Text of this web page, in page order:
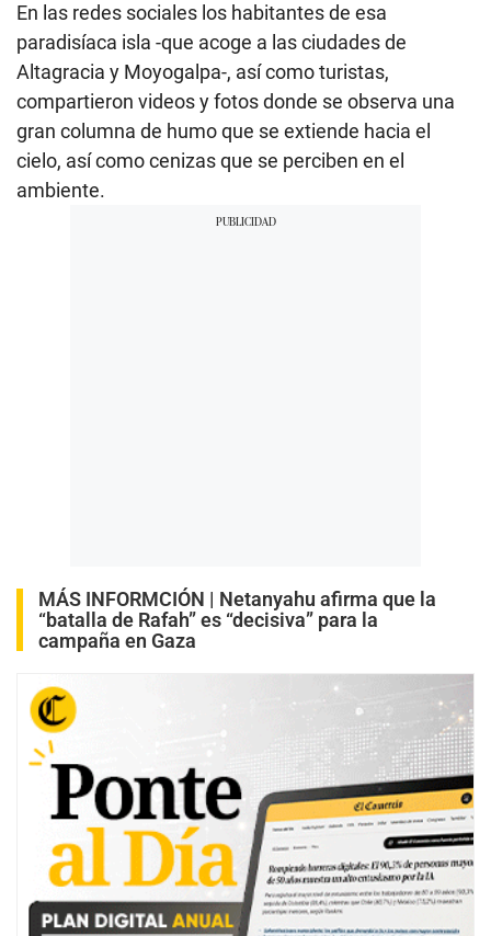
En las redes sociales los habitantes de esa
paradisíaca isla -que acoge a las ciudades de
Altagracia y Moyogalpa-, así como turistas,
compartieron videos y fotos donde se observa una
gran columna de humo que se extiende hacia el
cielo, así como cenizas que se perciben en el
ambiente.
MÁS INFORMCIÓN | Netanyahu afirma que la
“batalla de Rafah” es “decisiva” para la
campaña en Gaza